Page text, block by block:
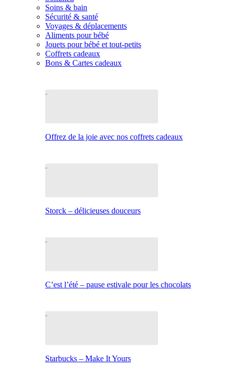
Soins & bain
Sécurité & santé
Voyages & déplacements
Aliments pour bébé
Jouets pour bébé et tout-petits
Coffrets cadeaux
Bons & Cartes cadeaux
Offrez de la joie avec nos coffrets cadeaux
Storck – délicieuses douceurs
C’est l’été – pause estivale pour les chocolats
Starbucks – Make It Yours